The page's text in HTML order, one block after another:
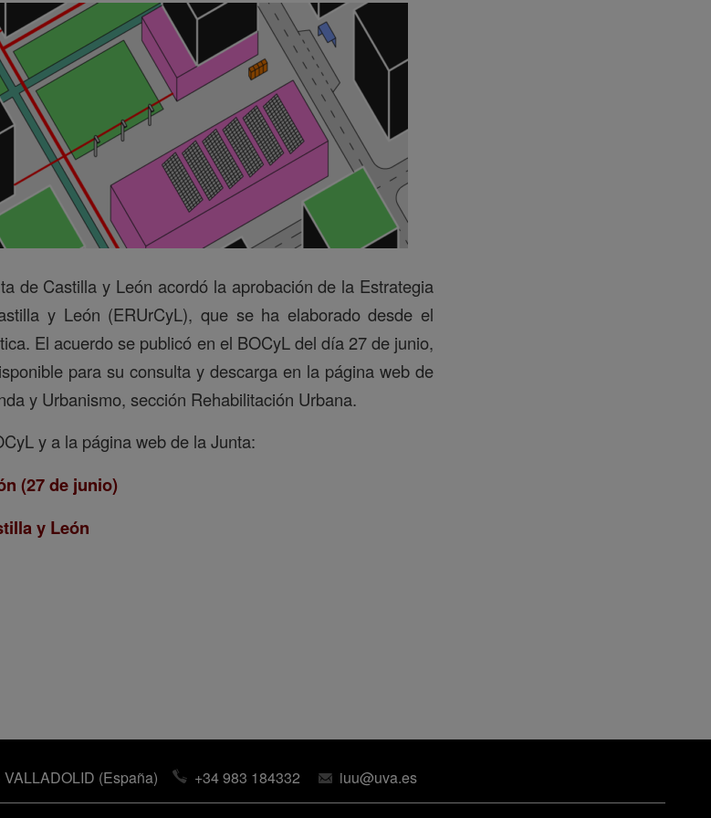
de Castilla y León acordó la aprobación de la Estrategia
y León (ERUrCyL), que se ha elaborado desde el
El acuerdo se publicó en el BOCyL del día 27 de junio,
para su consulta y descarga en la página web de
y Urbanismo, sección Rehabilitación Urbana.
y a la página web de la Junta:
(27 de junio)
y León
VALLADOLID (España) +34 983 184332 iuu@uva.es